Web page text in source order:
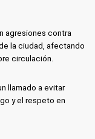
agresiones contra
la ciudad, afectando
circulación.
llamado a evitar
y el respeto en